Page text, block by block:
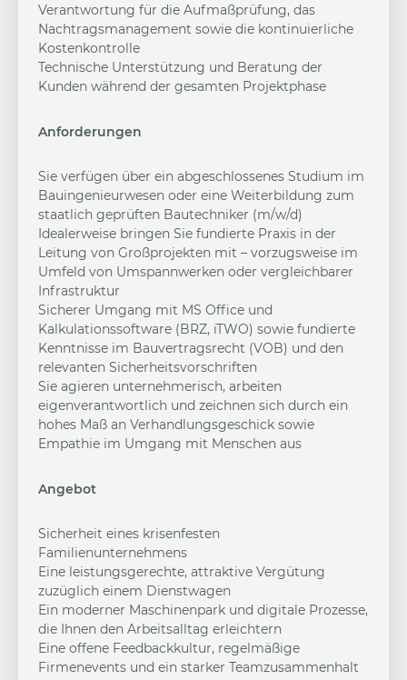
Verantwortung für die Aufmaßprüfung, das
Nachtragsmanagement sowie die kontinuierliche
Kostenkontrolle
Technische Unterstützung und Beratung der
Kunden während der gesamten Projektphase
Anforderungen
Sie verfügen über ein abgeschlossenes Studium im
Bauingenieurwesen oder eine Weiterbildung zum
staatlich geprüften Bautechniker (m/w/d)
Idealerweise bringen Sie fundierte Praxis in der
Leitung von Großprojekten mit – vorzugsweise im
Umfeld von Umspannwerken oder vergleichbarer
Infrastruktur
Sicherer Umgang mit MS Office und
Kalkulationssoftware (BRZ, iTWO) sowie fundierte
Kenntnisse im Bauvertragsrecht (VOB) und den
relevanten Sicherheitsvorschriften
Sie agieren unternehmerisch, arbeiten
eigenverantwortlich und zeichnen sich durch ein
hohes Maß an Verhandlungsgeschick sowie
Empathie im Umgang mit Menschen aus
Angebot
Sicherheit eines krisenfesten
Familienunternehmens
Eine leistungsgerechte, attraktive Vergütung
zuzüglich einem Dienstwagen
Ein moderner Maschinenpark und digitale Prozesse,
die Ihnen den Arbeitsalltag erleichtern
Eine offene Feedbackkultur, regelmäßige
Firmenevents und ein starker Teamzusammenhalt